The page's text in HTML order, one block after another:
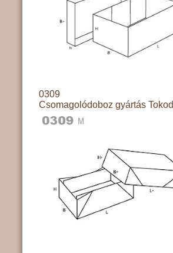
0309
Csomagolódoboz gyártás Tokod